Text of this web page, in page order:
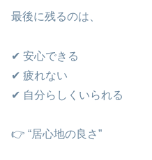
最後に残るのは、
✔ 安心できる
✔ 疲れない
✔ 自分らしくいられる
👉 “居心地の良さ”